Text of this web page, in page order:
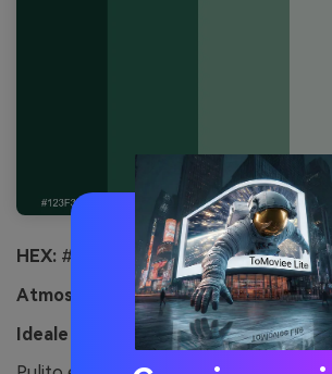
HEX: #123F33 #2A6A56 #7FAF9B
Atmosfera:
pulito e professionale
Ideale per:
presentazione slide deck